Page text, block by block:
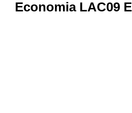
Economia LAC09